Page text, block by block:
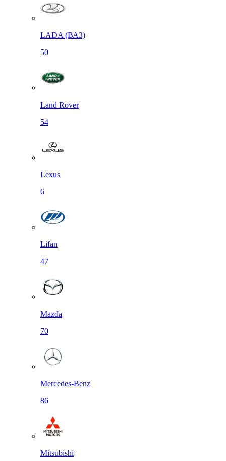
LADA (ВАЗ)
50
Land Rover
54
Lexus
6
Lifan
47
Mazda
70
Mercedes-Benz
86
Mitsubishi